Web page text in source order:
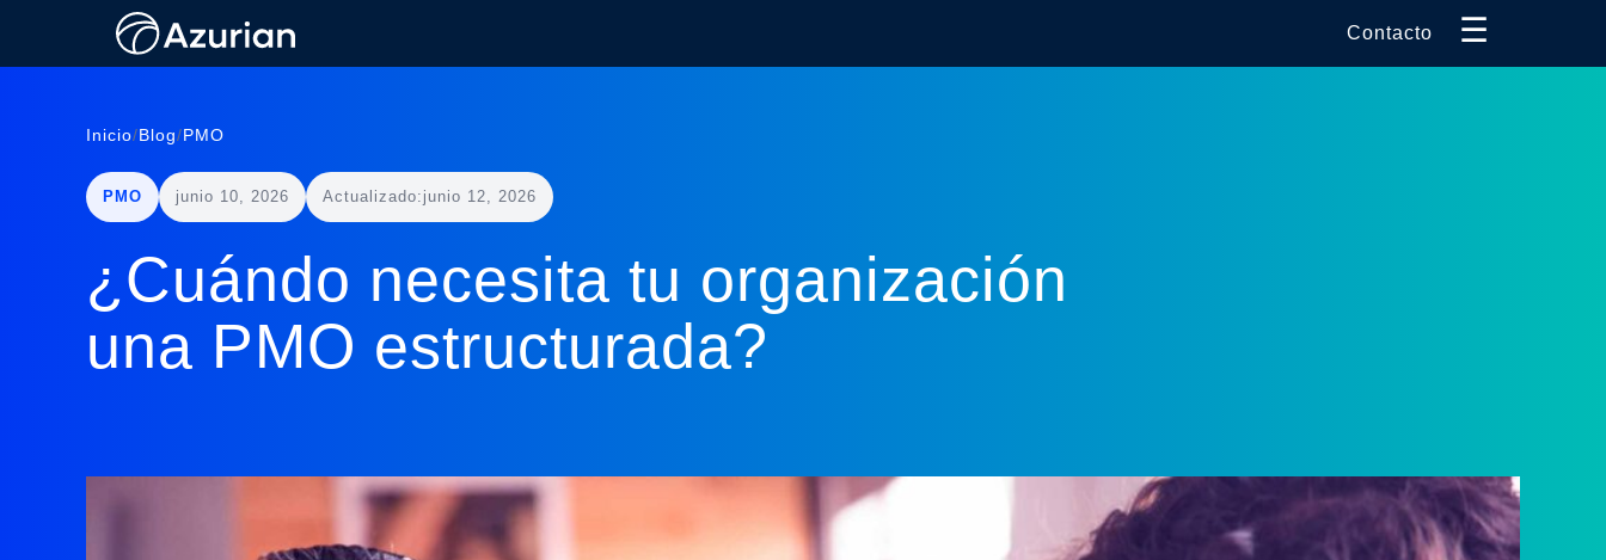
Contacto ☰
Inicio/Blog/PMO
PMO junio 10, 2026 Actualizado: junio 12, 2026
¿Cuándo necesita tu organización
una PMO estructurada?